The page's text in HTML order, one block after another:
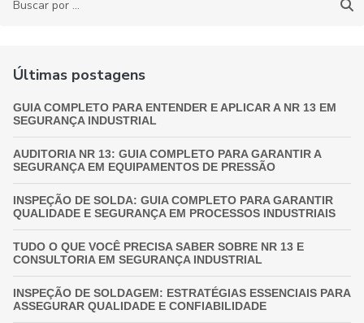
Últimas postagens
GUIA COMPLETO PARA ENTENDER E APLICAR A NR 13 EM
SEGURANÇA INDUSTRIAL
AUDITORIA NR 13: GUIA COMPLETO PARA GARANTIR A
SEGURANÇA EM EQUIPAMENTOS DE PRESSÃO
INSPEÇÃO DE SOLDA: GUIA COMPLETO PARA GARANTIR
QUALIDADE E SEGURANÇA EM PROCESSOS INDUSTRIAIS
TUDO O QUE VOCÊ PRECISA SABER SOBRE NR 13 E
CONSULTORIA EM SEGURANÇA INDUSTRIAL
INSPEÇÃO DE SOLDAGEM: ESTRATÉGIAS ESSENCIAIS PARA
ASSEGURAR QUALIDADE E CONFIABILIDADE